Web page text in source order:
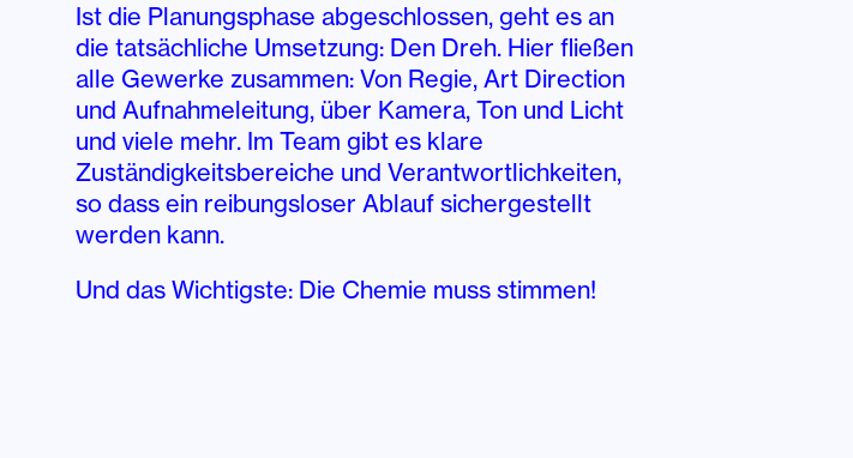
Ist die Planungsphase abgeschlossen, geht es an
die tatsächliche Umsetzung: Den Dreh. Hier fließen
alle Gewerke zusammen: Von Regie, Art Direction
und Aufnahmeleitung, über Kamera, Ton und Licht
und viele mehr. Im Team gibt es klare
Zuständigkeitsbereiche und Verantwortlichkeiten,
so dass ein reibungsloser Ablauf sichergestellt
werden kann.
Und das Wichtigste: Die Chemie muss stimmen!